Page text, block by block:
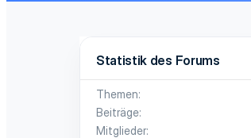
Statistik des Forums
Themen
Beiträge
Mitglieder